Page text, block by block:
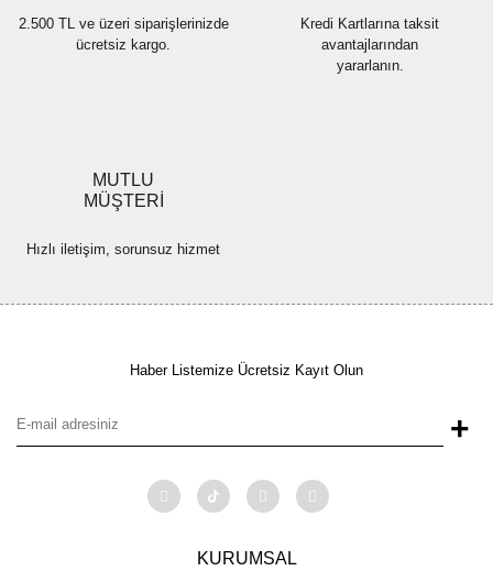
2.500 TL ve üzeri siparişlerinizde
ücretsiz kargo.
Kredi Kartlarına taksit
avantajlarından
yararlanın.
MUTLU
MÜŞTERİ
Hızlı iletişim, sorunsuz hizmet
Haber Listemize Ücretsiz Kayıt Olun
+
KURUMSAL